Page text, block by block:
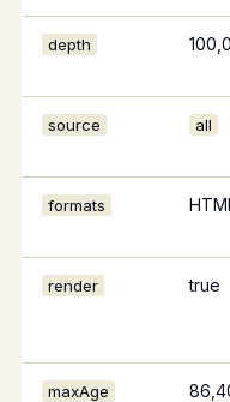
depth
source all
formats
render true
maxAge